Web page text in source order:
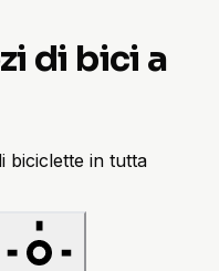
di bici a
biciclette in tutta